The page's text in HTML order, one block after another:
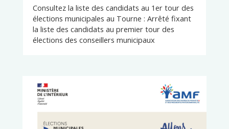
Consultez la liste des candidats au 1er tour des
élections municipales au Tourne : Arrêté fixant
la liste des candidats au premier tour des
élections des conseillers municipaux